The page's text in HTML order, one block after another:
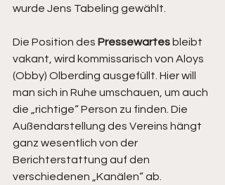
wurde Jens Tabeling gewählt.
Die Position des Pressewartes bleibt
vakant, wird kommissarisch von Aloys
(Obby) Olberding ausgefüllt. Hier will
man sich in Ruhe umschauen, um auch
die „richtige“ Person zu finden. Die
Außendarstellung des Vereins hängt
ganz wesentlich von der
Berichterstattung auf den
verschiedenen „Kanälen“ ab.